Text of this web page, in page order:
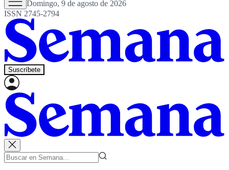
Domingo, 9 de agosto de 2026
ISSN 2745-2794
Suscríbete